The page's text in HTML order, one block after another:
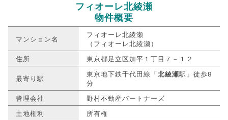
フィオーレ北綾瀬
物件概要
マンション名
フィオーレ北綾瀬
（フィオーレ北綾瀬）
住所
東京都足立区加平１丁目７－１２
最寄り駅
東京地下鉄千代田線「北綾瀬駅」徒歩8
分
管理会社
野村不動産パートナーズ
土地権利
所有権